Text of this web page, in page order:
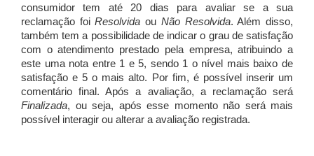
consumidor tem até 20 dias para avaliar se a sua
reclamação foiResolvida ou Não Resolvida. Além disso,
também tem a possibilidade de indicar o grau de satisfação
com o atendimento prestado pela empresa, atribuindo a
este uma nota entre 1 e 5, sendo 1 o nível mais baixo de
satisfação e 5 o mais alto. Por fim, é possível inserir um
comentário final. Após a avaliação, a reclamação será
Finalizada, ou seja, após esse momento não será mais
possível interagir ou alterar a avaliação registrada.